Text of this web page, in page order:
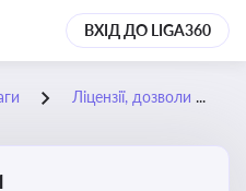
ВХІД ДО LIGA360
Ліцензії, дозволи